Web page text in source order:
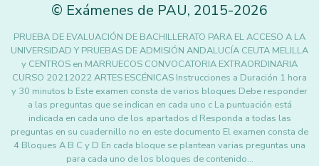
© Exámenes de PAU, 2015-2026
PRUEBA DE EVALUACIÓN DE BACHILLERATO PARA EL ACCESO A LA
UNIVERSIDAD Y PRUEBAS DE ADMISIÓN ANDALUCÍA CEUTA MELILLA
y CENTROS en MARRUECOS CONVOCATORIA EXTRAORDINARIA
CURSO 20212022 ARTES ESCÉNICAS Instrucciones a Duración 1 hora
y 30 minutos b Este examen consta de varios bloques Debe responder
a las preguntas que se indican en cada uno c La puntuación está
indicada en cada uno de los apartados d Responda a todas las
preguntas en su cuadernillo no en este documento El examen consta de
4 Bloques A B C y D En cada bloque se plantean varias preguntas una
para cada uno de los bloques de contenido…